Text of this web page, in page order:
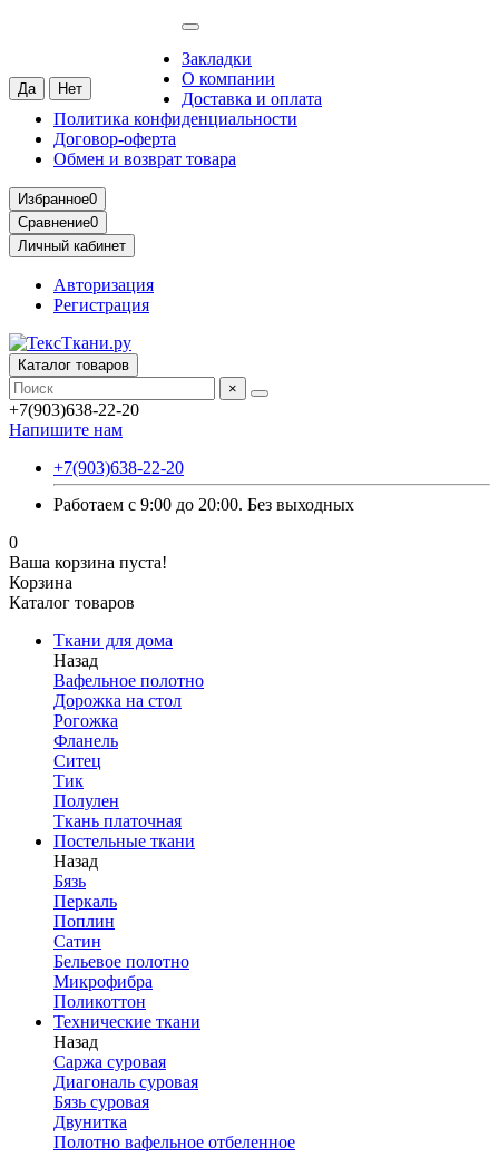
Закладки
О компании
Доставка и оплата
Политика конфиденциальности
Договор-оферта
Обмен и возврат товара
Избранное0
Сравнение0
Личный кабинет
Авторизация
Регистрация
Каталог товаров
×
+7(903)638-22-20
Напишите нам
+7(903)638-22-20
Работаем с 9:00 до 20:00. Без выходных
0
Ваша корзина пуста!
Корзина
Каталог товаров
Ткани для дома
Назад
Вафельное полотно
Дорожка на стол
Рогожка
Фланель
Ситец
Тик
Полулен
Ткань платочная
Постельные ткани
Назад
Бязь
Перкаль
Поплин
Сатин
Бельевое полотно
Микрофибра
Поликоттон
Технические ткани
Назад
Саржа суровая
Диагональ суровая
Бязь суровая
Двунитка
Полотно вафельное отбеленное